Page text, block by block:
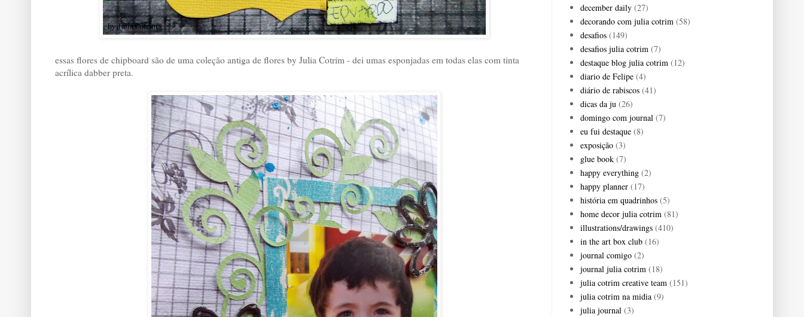
essas flores de chipboard são de uma coleção antiga de flores by Julia Cotrim - dei umas esponjadas em todas elas com tinta
acrílica dabber preta.
december daily (27)
decorando com julia cotrim (58)
desafios (149)
desafios julia cotrim (7)
destaque blog julia cotrim (12)
diario de Felipe (4)
diário de rabiscos (41)
dicas da ju (26)
domingo com journal (7)
eu fui destaque (8)
exposição (3)
glue book (7)
happy everything (2)
happy planner (17)
história em quadrinhos (5)
home decor julia cotrim (81)
illustrations/drawings (410)
in the art box club (16)
journal comigo (2)
journal julia cotrim (18)
julia cotrim creative team (151)
julia cotrim na midia (9)
julia journal (3)